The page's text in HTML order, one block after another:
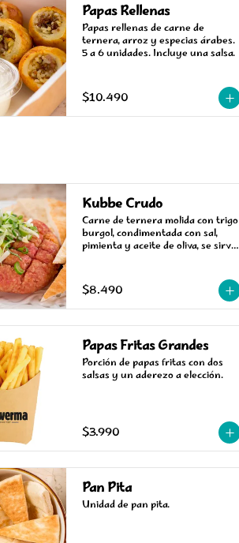
Papas Rellenas
Papas rellenas de carne de
ternera, arroz y especias árabes.
5 a 6 unidades. Incluye una salsa.
$10.490
Kubbe Crudo
Carne de ternera molida con trigo
burgol, condimentada con sal,
pimienta y aceite de oliva, se sirve
$8.490
Papas Fritas Grandes
Porción de papas fritas con dos
salsas y un aderezo a elección.
$3.990
Pan Pita
Unidad de pan pita.